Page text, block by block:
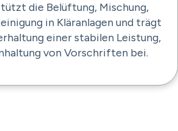
die Belüftung, Mischung,
in Kläranlagen und trägt
einer stabilen Leistung,
von Vorschriften bei.